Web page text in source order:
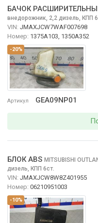
-20%
Артикул GEA09NP01
БАЧОК
внедорожник, 2,2 дизель, КПП
VIN: JMAXJCW7WAF007698
Номер: 1375A103, 1350A352
-10%
БЛОК ABS MITSUBISHI
дизель, КПП 6ст.
VIN: JMAXJCW8W8Z401955
Номер: 06210951003